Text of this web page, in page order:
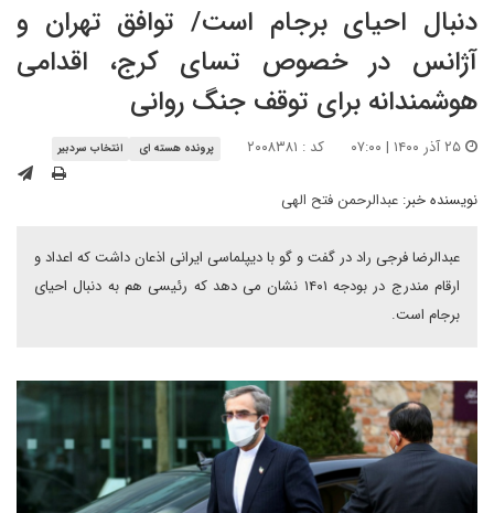
دنبال احیای برجام است/ توافق تهران و
آژانس در خصوص تسای کرج، اقدامی
هوشمندانه برای توقف جنگ روانی
کد : ۲۰۰۸۳۸۱ پرونده هسته ای انتخاب سردبیر
نویسنده خبر: عبدالرحمن فتح الهی
عبدالرضا فرجی راد در گفت و گو با دیپلماسی ایرانی اذعان داشت که اعداد و
ارقام مندرج در بودجه ۱۴۰۱ نشان می دهد که رئیسی هم به دنبال احیای
برجام است.